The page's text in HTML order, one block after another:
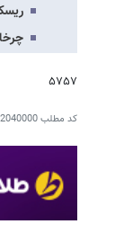
۵۷۵۷
کد مطلب2040000